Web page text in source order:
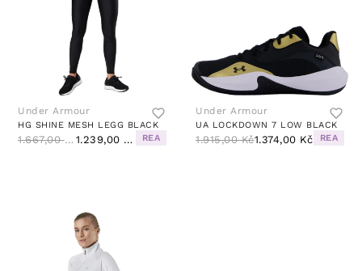
Under Armour
HG SHINE MESH LEGG BLACK
1.667,00 Kč 1.239,00 Kč REA
Under Armour
UA LOCKDOWN 7 LOW BLACK
1.915,00 Kč1.374,00 Kč REA